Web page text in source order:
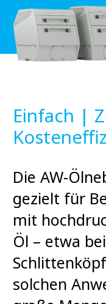
Einfach |
Die AW-
gezielt für
mit
Öl – etwa
solchen